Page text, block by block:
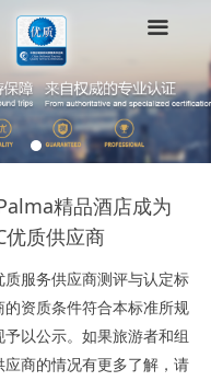
끀
精品酒店成为
优质供应商
服务供应商测评与认定标
资质条件符合本标准所规
以公示。如果旅游者和组
应商的情况有更多了解，请